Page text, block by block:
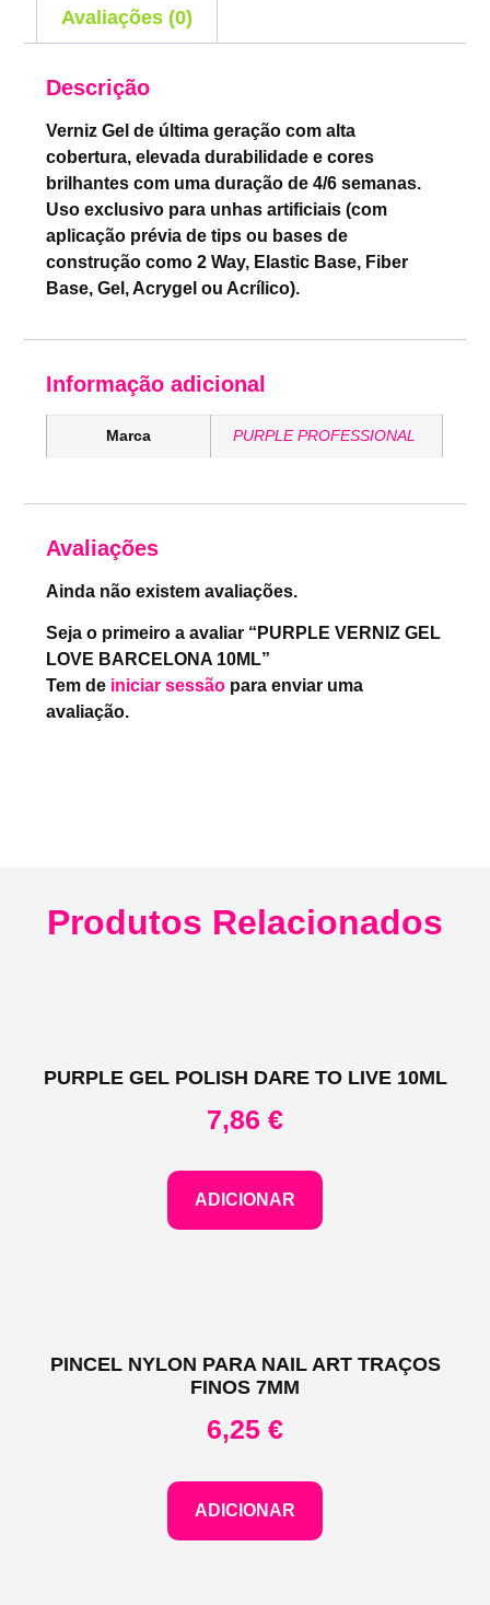
Avaliações (0)
Descrição
Verniz Gel de última geração com alta
cobertura, elevada durabilidade e cores
brilhantes com uma duração de 4/6 semanas.
Uso exclusivo para unhas artificiais (com
aplicação prévia de tips ou bases de
construção como 2 Way, Elastic Base, Fiber
Base, Gel, Acrygel ou Acrílico).
Informação adicional
Marca PURPLE PROFESSIONAL
Avaliações
Ainda não existem avaliações.
Seja o primeiro a avaliar “PURPLE VERNIZ GEL
LOVE BARCELONA 10ML”
Tem de iniciar sessão para enviar uma
avaliação.
Produtos Relacionados
PURPLE GEL POLISH DARE TO LIVE 10ML
7,86 €
ADICIONAR
PINCEL NYLON PARA NAIL ART TRAÇOS
FINOS 7MM
6,25 €
ADICIONAR